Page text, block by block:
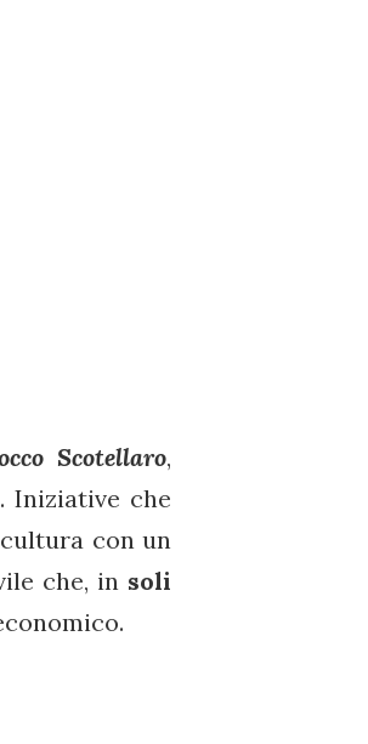
Scotellaro,
Iniziative che
con un
che, in soli